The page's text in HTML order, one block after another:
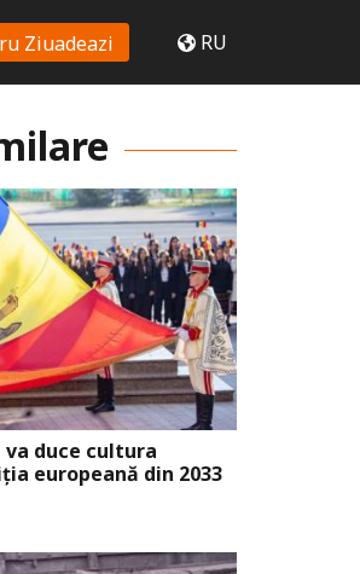
Ziuadeazi RU
va duce cultura
europeană din 2033